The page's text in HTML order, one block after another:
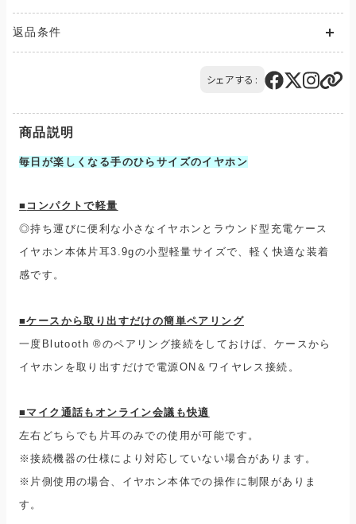
じて異なります。
また、複数の商品を同時にご購入された場合、送料は商品ごと
ご購入のお手続きの際、「お届け先入力」の画面にてお届け先情
配送・送料について
返品条件
14日以内にQTnetお客さまセンターにお電話にてご連絡くださ
交換または返品とさせていただきます。（送料は当社負担）
シェアする:
商品説明
毎日が楽しくなる手のひらサイズのイヤホン
■ コンパクトで軽量
◎持ち運びに便利な小さなイヤホンとラウンド型充電ケース
イヤホン本体片耳3.9gの小型軽量サイズで、軽く快適な装着
感です。
■ケースから取り出すだけの簡単ペアリング
一度Blutooth ®のペアリング接続をしておけば、ケースから
イヤホンを取り出すだけで電源ON＆ワイヤレス接続。
■マイク通話もオンライン会議も快適
左右どちらでも片耳のみでの使用が可能です。
※接続機器の仕様により対応していない場合があります。
※片側使用の場合、イヤホン本体での操作に制限がありま
す。